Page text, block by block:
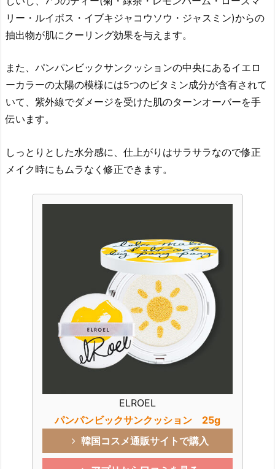
リー・ルイボス・イブキジャコウソウ・ジャスミン)からの
抽出物が肌にクーリング効果を与えます。
また、パンパンビックサンクッションの中央にあるイエロ
ーカラーの太陽の模様には5つのビタミン成分が含有されて
いて、紫外線でダメージを受けた肌のターンオーバーを手
伝います。
しっとりとした水分感に、仕上がりはサラサラなので修正
メイク時にもムラなく修正できます。
ELROEL
パンパンビックサンクッション 25g
韓国コスメ通販サイトで購入